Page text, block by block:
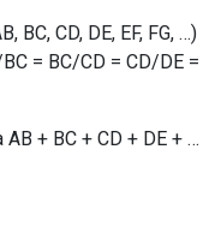
CD, DE, EF, FG, …)
= BC/CD = CD/DE =
+ BC + CD + DE + …